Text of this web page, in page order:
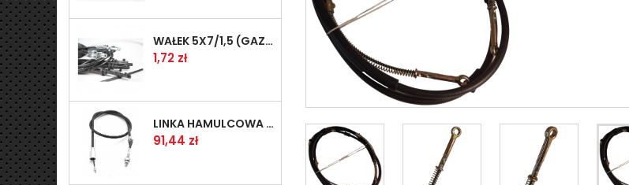
WAŁEK 5X7/1,5 (GAZ WSK)(PR5)
Cena
1,72 zł
LINKA HAMULCOWA PRZYCZEPY KNOTT 1240/1030 33921-1.11S
Cena
91,44 zł